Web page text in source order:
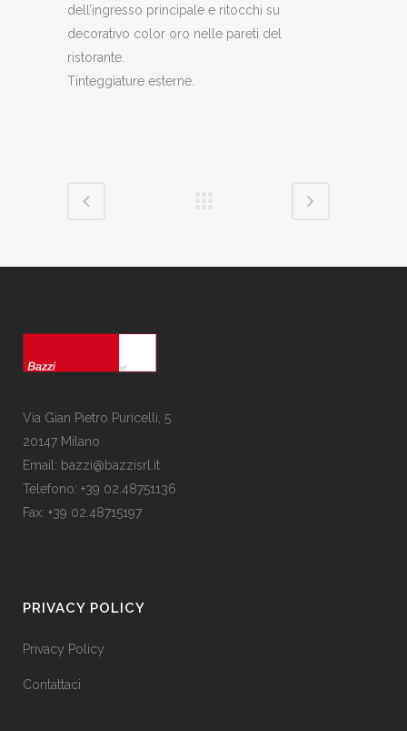
dell’ingresso principale e ritocchi su
decorativo color oro nelle pareti del
ristorante.
Tinteggiature esterne.
Via Gian Pietro Puricelli, 5
20147 Milano
Email: bazzi@bazzisrl.it
Telefono: +39 02.48751136
Fax: +39 02.48715197
PRIVACY POLICY
Privacy Policy
Contattaci